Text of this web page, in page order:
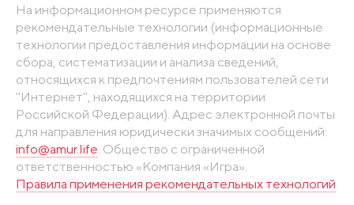
На информационном ресурсе применяются
рекомендательные технологии (информационные
технологии предоставления информации на основе
сбора, систематизации и анализа сведений,
относящихся к предпочтениям пользователей сети
"Интернет", находящихся на территории
Российской Федерации). Адрес электронной почты
для направления юридически значимых сообщений:
info@amur.life . Общество с ограниченной
ответственностью «Компания «Игра».
Правила применения рекомендательных технологий